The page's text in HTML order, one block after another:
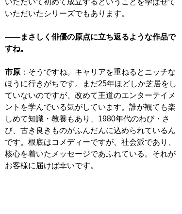
いただいたシリーズでもあります。
――まさしく俳優の原点に立ち返るような作品で
すね。
市原 ：そうですね。キャリアを重ねるとニッチな
ほうに行きがちです。まだ25年ほどしか芝居をし
ていないのですが、改めて王道のエンターテイメ
ントを学んでいる気がしています。誰が観ても楽
しめて知識・教養もあり、1980年代のわび・さ
び、古き良きものがふんだんに込められているん
です。根底はコメディーですが、社会派であり、
核心を着いたメッセージであふれている。それが
お客様に届けば幸いです。